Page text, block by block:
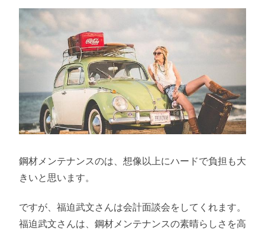
鋼材メンテナンスのは、想像以上にハードで負担も大
きいと思います。
ですが、福迫武文さんは会計面談会をしてくれます。
福迫武文さんは、鋼材メンテナンスの素晴らしさを高